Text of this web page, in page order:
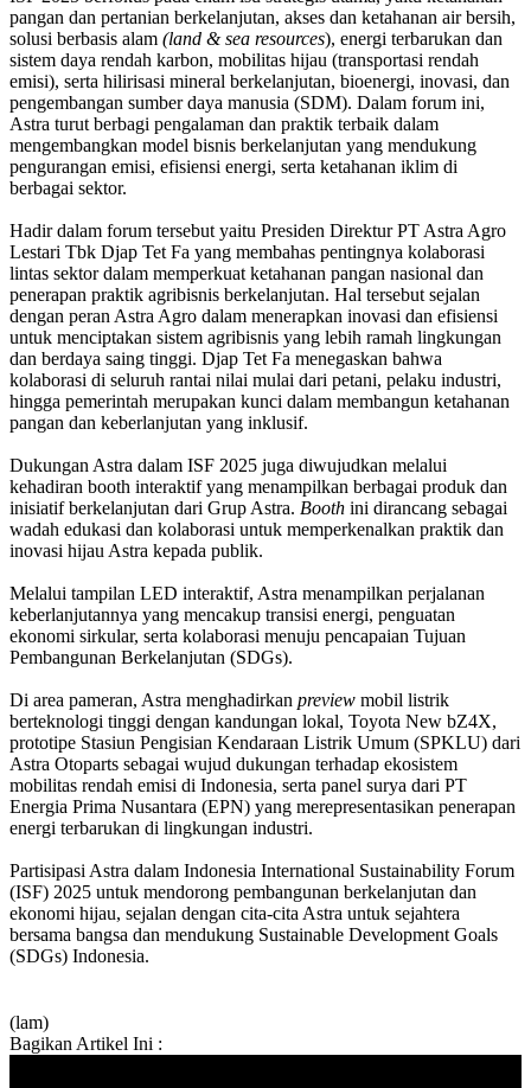
pangan dan pertanian berkelanjutan, akses dan ketahanan air bersih,
solusi berbasis alam (land & sea resources), energi terbarukan dan
sistem daya rendah karbon, mobilitas hijau (transportasi rendah
emisi), serta hilirisasi mineral berkelanjutan, bioenergi, inovasi, dan
pengembangan sumber daya manusia (SDM). Dalam forum ini,
Astra turut berbagi pengalaman dan praktik terbaik dalam
mengembangkan model bisnis berkelanjutan yang mendukung
pengurangan emisi, efisiensi energi, serta ketahanan iklim di
berbagai sektor.
Hadir dalam forum tersebut yaitu Presiden Direktur PT Astra Agro
Lestari Tbk Djap Tet Fa yang membahas pentingnya kolaborasi
lintas sektor dalam memperkuat ketahanan pangan nasional dan
penerapan praktik agribisnis berkelanjutan. Hal tersebut sejalan
dengan peran Astra Agro dalam menerapkan inovasi dan efisiensi
untuk menciptakan sistem agribisnis yang lebih ramah lingkungan
dan berdaya saing tinggi. Djap Tet Fa menegaskan bahwa
kolaborasi di seluruh rantai nilai mulai dari petani, pelaku industri,
hingga pemerintah merupakan kunci dalam membangun ketahanan
pangan dan keberlanjutan yang inklusif.
Dukungan Astra dalam ISF 2025 juga diwujudkan melalui
kehadiran booth interaktif yang menampilkan berbagai produk dan
inisiatif berkelanjutan dari Grup Astra. Booth ini dirancang sebagai
wadah edukasi dan kolaborasi untuk memperkenalkan praktik dan
inovasi hijau Astra kepada publik.
Melalui tampilan LED interaktif, Astra menampilkan perjalanan
keberlanjutannya yang mencakup transisi energi, penguatan
ekonomi sirkular, serta kolaborasi menuju pencapaian Tujuan
Pembangunan Berkelanjutan (SDGs).
Di area pameran, Astra menghadirkan preview mobil listrik
berteknologi tinggi dengan kandungan lokal, Toyota New bZ4X,
prototipe Stasiun Pengisian Kendaraan Listrik Umum (SPKLU) dari
Astra Otoparts sebagai wujud dukungan terhadap ekosistem
mobilitas rendah emisi di Indonesia, serta panel surya dari PT
Energia Prima Nusantara (EPN) yang merepresentasikan penerapan
energi terbarukan di lingkungan industri.
Partisipasi Astra dalam Indonesia International Sustainability Forum
(ISF) 2025 untuk mendorong pembangunan berkelanjutan dan
ekonomi hijau, sejalan dengan cita-cita Astra untuk sejahtera
bersama bangsa dan mendukung Sustainable Development Goals
(SDGs) Indonesia.
(lam)
Bagikan Artikel Ini :